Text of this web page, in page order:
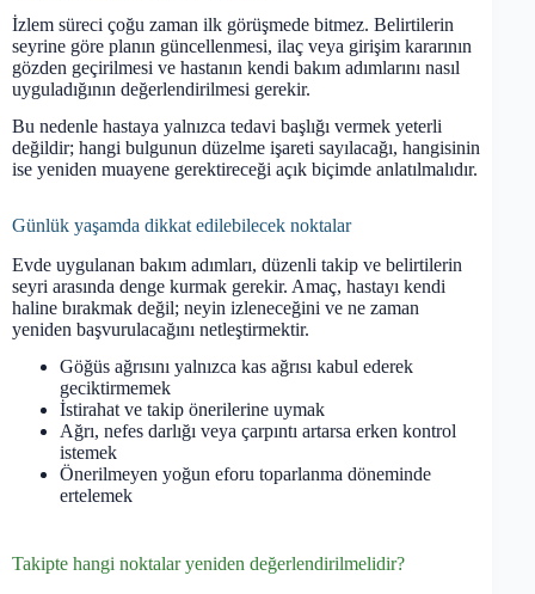
İzlem süreci çoğu zaman ilk görüşmede bitmez. Belirtilerin
seyrine göre planın güncellenmesi, ilaç veya girişim kararının
gözden geçirilmesi ve hastanın kendi bakım adımlarını nasıl
uyguladığının değerlendirilmesi gerekir.
Bu nedenle hastaya yalnızca tedavi başlığı vermek yeterli
değildir; hangi bulgunun düzelme işareti sayılacağı, hangisinin
ise yeniden muayene gerektireceği açık biçimde anlatılmalıdır.
Günlük yaşamda dikkat edilebilecek noktalar
Evde uygulanan bakım adımları, düzenli takip ve belirtilerin
seyri arasında denge kurmak gerekir. Amaç, hastayı kendi
haline bırakmak değil; neyin izleneceğini ve ne zaman
yeniden başvurulacağını netleştirmektir.
Göğüs ağrısını yalnızca kas ağrısı kabul ederek
geciktirmemek
İstirahat ve takip önerilerine uymak
Ağrı, nefes darlığı veya çarpıntı artarsa erken kontrol
istemek
Önerilmeyen yoğun eforu toparlanma döneminde
ertelemek
Takipte hangi noktalar yeniden değerlendirilmelidir?